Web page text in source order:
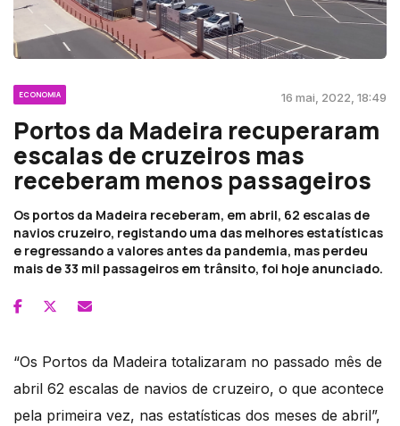
ECONOMIA 16 mai, 2022, 18:49
Portos da Madeira recuperaram
escalas de cruzeiros mas
receberam menos passageiros
Os portos da Madeira receberam, em abril, 62 escalas de
navios cruzeiro, registando uma das melhores estatísticas
e regressando a valores antes da pandemia, mas perdeu
mais de 33 mil passageiros em trânsito, foi hoje anunciado.
“Os Portos da Madeira totalizaram no passado mês de
abril 62 escalas de navios de cruzeiro, o que acontece
pela primeira vez, nas estatísticas dos meses de abril”,